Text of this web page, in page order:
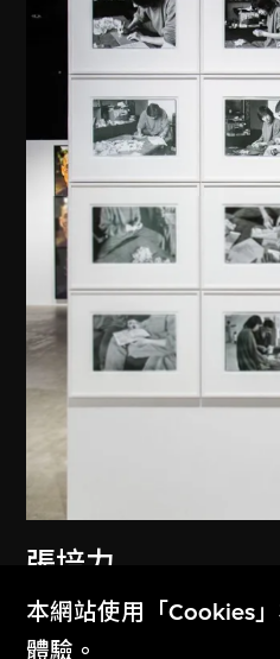
張培力
褐皮書一號
1988
本網站使用「Cookies
體驗。